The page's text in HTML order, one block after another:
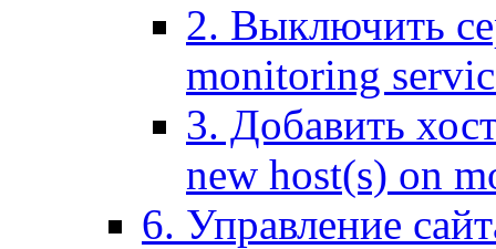
2. Выключить
monitoring
3. Добавить
new host(s) on
6. Управление